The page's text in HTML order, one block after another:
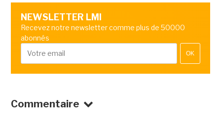
NEWSLETTER LMI
Recevez notre newsletter comme plus de 50000
abonnés
OK
Commentaire